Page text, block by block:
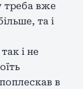
треба вже
та і
і не
в